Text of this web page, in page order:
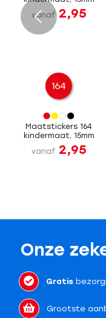
vanaf 2,95
Maatstickers 164
kindermaat, 15mm
vanaf 2,95
Onze
Gratis
Grootste